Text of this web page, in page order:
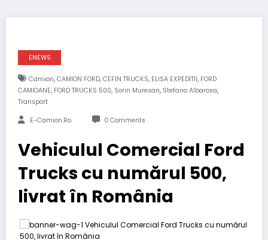
ENEWS
Camion, CAMION FORD, CEFIN TRUCKS, ELISA EXPEDITII, FORD
CAMIOANE, FORD TRUCKS 500, Sorin Muresan, Stefano Albarosa,
Transport
E-Camion.ro 0 Comments
Vehiculul Comercial Ford
Trucks cu numărul 500,
livrat în România